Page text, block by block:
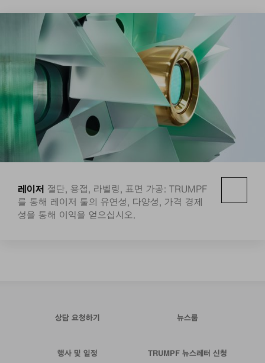
레이저 절단, 용접, 라벨링, 표면 가공: TRUMPF
를 통해 레이저 툴의 유연성, 다양성, 가격 경제
성을 통해 이익을 얻으십시오.
상담 요청하기 뉴스룸
행사 및 일정 TRUMPF 뉴스레터 신청